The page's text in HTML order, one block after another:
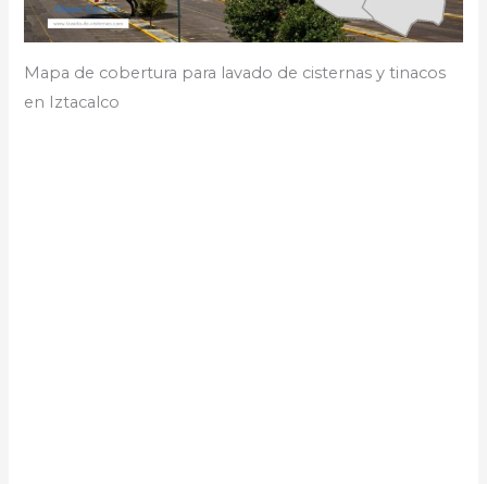
Mapa de cobertura para lavado de cisternas y tinacos
en Iztacalco